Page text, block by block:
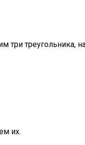
треугольника,
их.